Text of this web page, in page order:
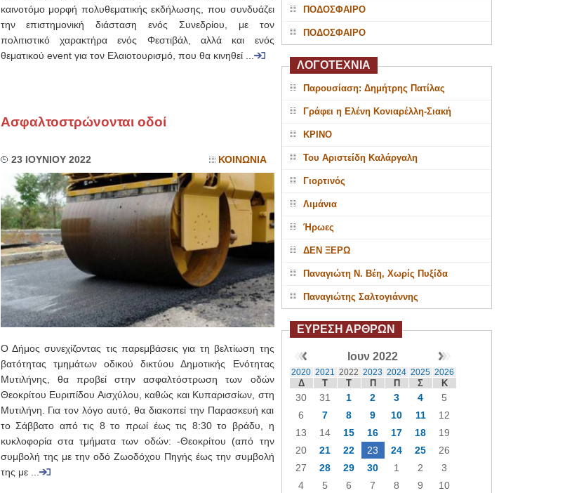
καινοτόμο μορφή πολυθεματικής εκδήλωσης, που συνδυάζει
την επιστημονική διάσταση ενός Συνεδρίου, με τον
πολιτιστικό χαρακτήρα ενός Φεστιβάλ, αλλά και ενός
θεματικού event για τον Ελαιοτουρισμό, που θα κινηθεί ...
Ασφαλτοστρώνονται οδοί
23 ΙΟΥΝΙΟΥ 2022 ΚΟΙΝΩΝΙΑ
Ο Δήμος συνεχίζοντας τις παρεμβάσεις για τη βελτίωση της
βατότητας τμημάτων οδικού δικτύου Δημοτικής Ενότητας
Μυτιλήνης, θα προβεί στην ασφαλτόστρωση των οδών
Θεοκρίτου Ευριπίδου Αισχύλου, καθώς και Κυπαρισσίων, στη
Μυτιλήνη. Για τον λόγο αυτό, θα διακοπεί την Παρασκευή και
το Σάββατο από τις 8 το πρωί έως τις 8:30 το βράδυ, η
κυκλοφορία στα τμήματα των οδών: -Θεοκρίτου (από την
συμβολή της με την οδό Ζωοδόχου Πηγής έως την συμβολή
της με ...
ΠΟΔΟΣΦΑΙΡΟ
ΠΟΔΟΣΦΑΙΡΟ
ΛΟΓΟΤΕΧΝΙΑ
Παρουσίαση: Δημήτρης Πατίλας
Γράφει η Ελένη Κονιαρέλλη-Σιακή
ΚΡΙΝΟ
Του Αριστείδη Καλάργαλη
Γιορτινός
Λιμάνια
Ήρωες
ΔΕΝ ΞΕΡΩ
Παναγιώτη Ν. Βέη, Χωρίς Πυξίδα
Παναγιώτης Σαλτογιάννης
ΕΥΡΕΣΗ ΑΡΘΡΩΝ
Ιουν 2022
2020 2021 2022 2023 2024 2025 2026
Δ Τ Τ Π Π Σ Κ
30 31 1 2 3 4
5
6
7 8 9 10 11
12
13
14 15 16 17 18
19
20
21 22 23 24 25
26
27
28 29 30 1 2
3
4
5 6 7 8 9 10